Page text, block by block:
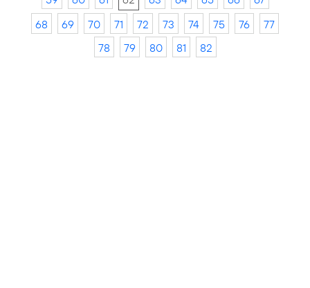
68
69 70 71 72 73 74 75 76
77
78
79 80 81 82